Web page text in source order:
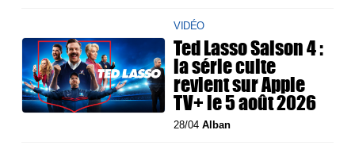
VIDÉO
Ted Lasso Saison 4 :
la série culte
revient sur Apple
TV+ le 5 août 2026
28/04Alban